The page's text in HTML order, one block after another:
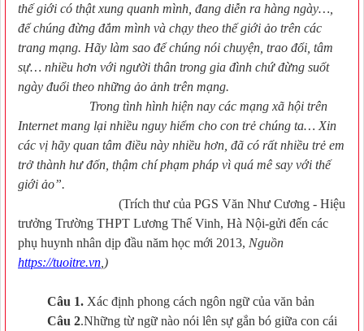
thế giới có thật xung quanh mình, đang diễn ra hàng ngày…,
để chúng đừng đắm mình và chạy theo thế giới ảo trên các
trang mạng. Hãy làm sao để chúng nói chuyện, trao đổi, tâm
sự… nhiều hơn với người thân trong gia đình chứ đừng suốt
ngày đuổi theo những ảo ảnh trên mạng.
Trong tình hình hiện nay các mạng xã hội trên
Internet mang lại nhiều nguy hiểm cho con trẻ chúng ta… Xin
các vị hãy quan tâm điều này nhiều hơn, đã có rất nhiều trẻ em
trở thành hư đốn, thậm chí phạm pháp vì quá mê say với thế
giới ảo”.
(Trích thư của PGS Văn Như Cương - Hiệu
trưởng Trường THPT Lương Thế Vinh, Hà Nội-gửi đến các
phụ huynh nhân dịp đầu năm học mới 2013, Nguồn
https://tuoitre.vn ,)
Câu 1. Xác định phong cách ngôn ngữ của văn bản
Câu 2.Những từ ngữ nào nói lên sự gắn bó giữa con cái